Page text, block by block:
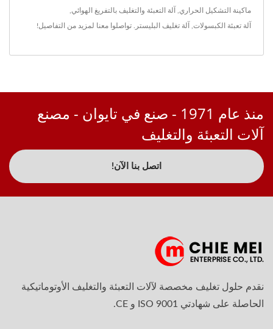
ماكينة التشكيل الحراري آلة التعبئة والتغليف بالتفريغ الهوائي
آلة تعبئة الكبسولات آلة تغليف البليستر تواصلوا معنا لمزيد من التفاصيل!
منذ عام 1971 - صنع في تايوان - مصنع
آلات التعبئة والتغليف
اتصل بنا الآن!
نقدم حلول تغليف مخصصة لآلات التعبئة والتغليف الأوتوماتيكية
الحاصلة على شهادتي ISO 9001 و CE.